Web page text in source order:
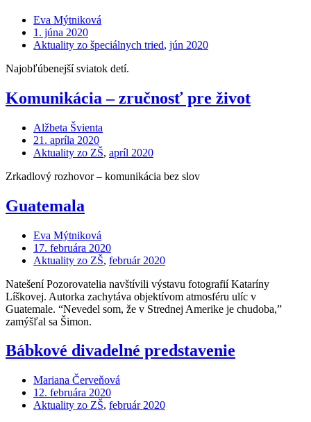
Eva Mýtniková
1. júna 2020
Aktuality zo špeciálnych tried, jún 2020
Najobľúbenejší sviatok detí.
Komunikácia – zručnosť pre život
Alžbeta Švienta
21. apríla 2020
Aktuality zo ZŠ, apríl 2020
Zrkadlový rozhovor – komunikácia bez slov
Guatemala
Eva Mýtniková
17. februára 2020
Aktuality zo ZŠ, február 2020
Natešení Pozorovatelia navštívili výstavu fotografií Kataríny
Líškovej. Autorka zachytáva objektívom atmosféru ulíc v
Guatemale. “Nevedel som, že v Strednej Amerike je chudoba,”
zamýšľal sa Šimon.
Bábkové divadelné predstavenie
Mariana Červeňová
12. februára 2020
Aktuality zo ZŠ, február 2020